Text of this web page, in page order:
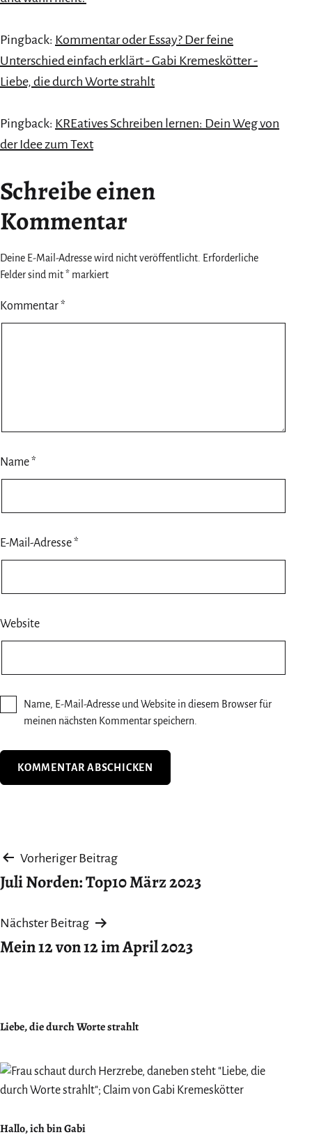
Pingback: Kommentar oder Essay? Der feine
Unterschied einfach erklärt - Gabi Kremeskötter -
Liebe, die durch Worte strahlt
Pingback: KREatives Schreiben lernen: Dein Weg von
der Idee zum Text
Schreibe einen
Kommentar
Deine E-Mail-Adresse wird nicht veröffentlicht. Erforderliche
Felder sind mit* markiert
Kommentar*
Name*
E-Mail-Adresse*
Website
Name, E-Mail-Adresse und Website in diesem Browser für
meinen nächsten Kommentar speichern.
Beitragsnavigation
Vorheriger Beitrag
Juli Norden: Top10 März 2023
Nächster Beitrag
Mein 12 von 12 im April 2023
Liebe, die durch Worte strahlt
Hallo, ich bin Gabi